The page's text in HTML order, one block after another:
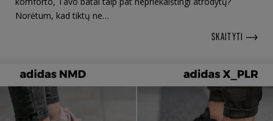
Norėtum, kad tiktų ne…
SKAITYTI